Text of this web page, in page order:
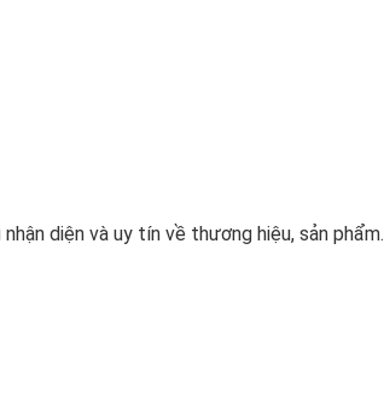
diện và uy tín về thương hiệu, sản phẩm.